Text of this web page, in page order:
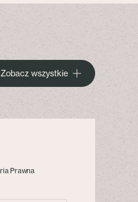
Zobacz wszystkie
Prawna